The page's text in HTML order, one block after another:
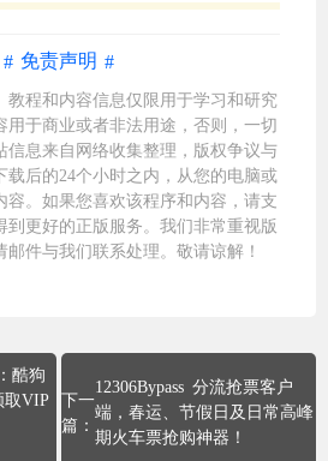
免责声明
教程和内容信息仅限用于学习和研究
用于商业或者非法用途，否则，一切
信息来自网络收集整理，版权争议与
载后的24个小时之内，从您的电脑或
容。如果您喜欢该程序和内容，请支
到更好的正版服务。我们非常重视版
邮件与我们联系处理 。敬请谅解！
酷狗
取VIP
12306Bypass 分流抢票客户
端，春运、节假日及日常高峰
期火车票抢购神器！